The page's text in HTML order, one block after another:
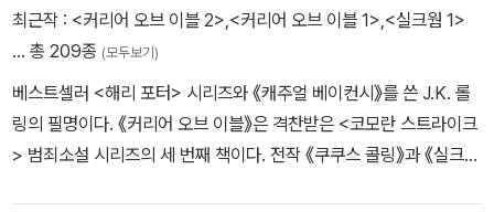
건을 조사해나가는데, 각각의 인물들이 룰라의 죽음과 관련해 예상보
다 더욱 복잡하게 개입되어 있다는 사실을 알게 된다.
었다. 그러나 마침 그는 연인에게 버림받고 아파트에서 쫓겨나 파산
직전의 상황인 데다, 새롭게 임시로 고용한 비서 로빈에게 보수도 주
어야 하는 입장이었기에 울며 겨자 먹기로 의뢰를 수락하고 만다.
스트라이크와 로빈은 경찰이 간과한 증거와 증인들을 하나둘씩 파헤
치며 룰라 랜드리의 경비원, 운전기사, 삼촌, 친구, 동료 들을 만나 사
최근작 : <커리어 오브 이블 2>,<커리어 오브 이블 1>,<실크웜 1>
… 총 209종 (모두보기)
베스트셀러 <해리 포터> 시리즈와 《캐주얼 베이컨시》를 쓴 J.K. 롤
링의 필명이다. 《커리어 오브 이블》은 격찬받은 <코모란 스트라이크
> 범죄소설 시리즈의 세 번째 책이다. 전작 《쿠쿠스 콜링》과 《실크